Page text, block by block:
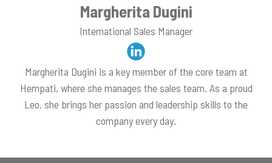
Margherita Dugini
International Sales Manager
Margherita Dugini is a key member of the core team at
Hempati, where she manages the sales team. As a proud
Leo, she brings her passion and leadership skills to the
company every day.